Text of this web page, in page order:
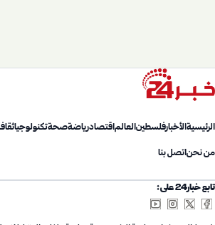
الرئيسيةالأخبارفلسطينالعالماقتصادرياضةصحةتكنولوجيا
من نحناتصل بنا
تابع خبار24 على: